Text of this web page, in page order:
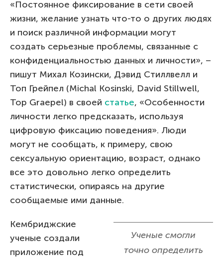
«Постоянное фиксирование в сети своей
жизни, желание узнать что-то о других людях
и поиск различной информации могут
создать серьезные проблемы, связанные с
конфиденциальностью данных и личности», –
пишут Михал Козински, Дэвид Стиллвелл и
Топ Грейпел (Michal Kosinski, David Stillwell,
Тор Graepel) в своей статье, «Особенности
личности легко предсказать, используя
цифровую фиксацию поведения». Люди
могут не сообщать, к примеру, свою
сексуальную ориентацию, возраст, однако
все это довольно легко определить
статистически, опираясь на другие
сообщаемые ими данные.
Ученые смогли
точно определить
Кембриджские
ученые создали
приложение под